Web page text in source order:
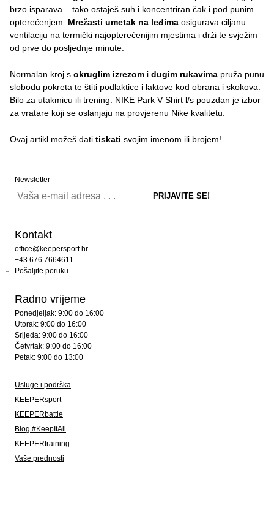
brzo isparava – tako ostaješ suh i koncentriran čak i pod punim
opterećenjem. Mrežasti umetak na leđima osigurava ciljanu
ventilaciju na termički najopterećenijim mjestima i drži te svježim
od prve do posljednje minute.
Normalan kroj s okruglim izrezom i dugim rukavima pruža punu
slobodu pokreta te štiti podlaktice i laktove kod obrana i skokova.
Bilo za utakmicu ili trening: NIKE Park V Shirt l/s pouzdan je izbor
za vratare koji se oslanjaju na provjerenu Nike kvalitetu.
Ovaj artikl možeš dati tiskati svojim imenom ili brojem!
Newsletter
Kontakt
office@keepersport.hr
+43 676 7664611
Pošaljite poruku
Radno vrijeme
Ponedjeljak: 9:00 do 16:00
Utorak: 9:00 do 16:00
Srijeda: 9:00 do 16:00
Četvrtak: 9:00 do 16:00
Petak: 9:00 do 13:00
Usluge i podrška
KEEPERsport
KEEPERbattle
Blog #KeepItAll
KEEPERtraining
Vaše prednosti